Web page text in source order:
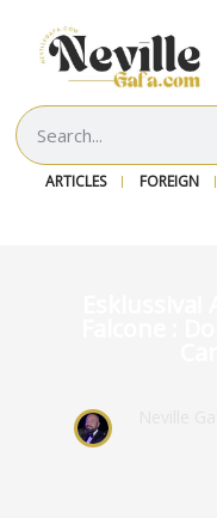
ARTICLES FOREIGN